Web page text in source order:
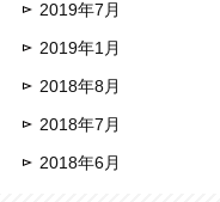
2019年7月
2019年1月
2018年8月
2018年7月
2018年6月